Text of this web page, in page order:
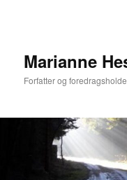
Marianne
Forfatter og